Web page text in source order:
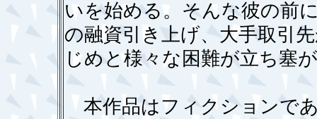
いを始める。そんな彼の前
の融資引き上げ、大手取引
じめと様々な困難が立ち塞
本作品はフィクションで